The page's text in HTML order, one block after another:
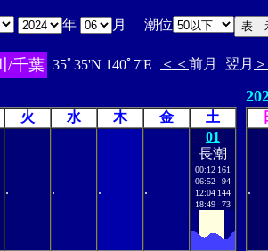
年 月 潮位
/千葉 35ﾟ35'N 140ﾟ7'E ＜＜ 前月 翌月
火 水 木 金 土
. . . .
01
長潮
00:12 161
06:52
94
12:04 144
18:49
73
.